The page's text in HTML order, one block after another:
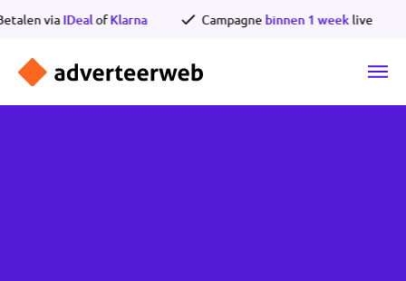
naar
inhoud
viaIDealofKlarna Campagnebinnen 1 weeklive